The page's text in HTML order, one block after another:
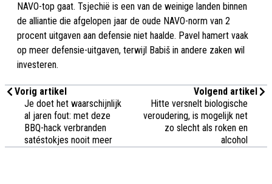
NAVO-top gaat. Tsjechië is een van de weinige landen binnen
de alliantie die afgelopen jaar de oude NAVO-norm van 2
procent uitgaven aan defensie niet haalde. Pavel hamert vaak
op meer defensie-uitgaven, terwijl Babiš in andere zaken wil
investeren.
Vorig artikel
Je doet het waarschijnlijk
al jaren fout: met deze
BBQ-hack verbranden
satéstokjes nooit meer
Volgend artikel
Hitte versnelt biologische
veroudering, is mogelijk net
zo slecht als roken en
alcohol